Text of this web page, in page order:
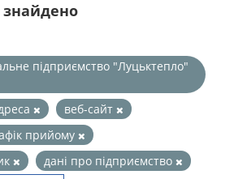
знайдено
підприємство "Луцьктепло"
веб-сайт
прийому
дані про підприємство